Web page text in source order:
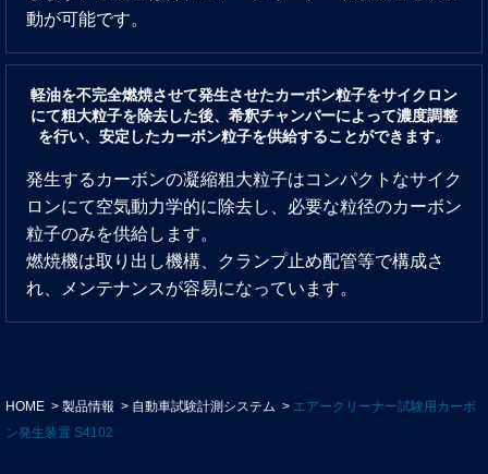
動が可能です。
軽油を不完全燃焼させて発生させたカーボン粒子をサイクロン
にて粗大粒子を除去した後、希釈チャンバーによって濃度調整
を行い、安定したカーボン粒子を供給することができます。
発生するカーボンの凝縮粗大粒子はコンパクトなサイク
ロンにて空気動力学的に除去し、必要な粒径のカーボン
粒子のみを供給します。
燃焼機は取り出し機構、クランプ止め配管等で構成さ
れ、メンテナンスが容易になっています。
HOME 製品情報 自動車試験計測システム
エアークリーナー試験用カーボ
ン発生装置 S4102